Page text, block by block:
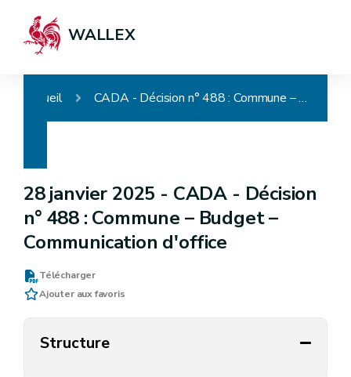
WALLEX
Accueil CADA - Décision n° 488 : Commune – Budget – Communication d'office
28 janvier 2025 - CADA - Décision
n° 488 : Commune – Budget –
Communication d'office
Télécharger
Ajouter aux favoris
Structure